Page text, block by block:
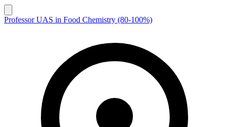
Professor UAS in Food Chemistry (80-100%)